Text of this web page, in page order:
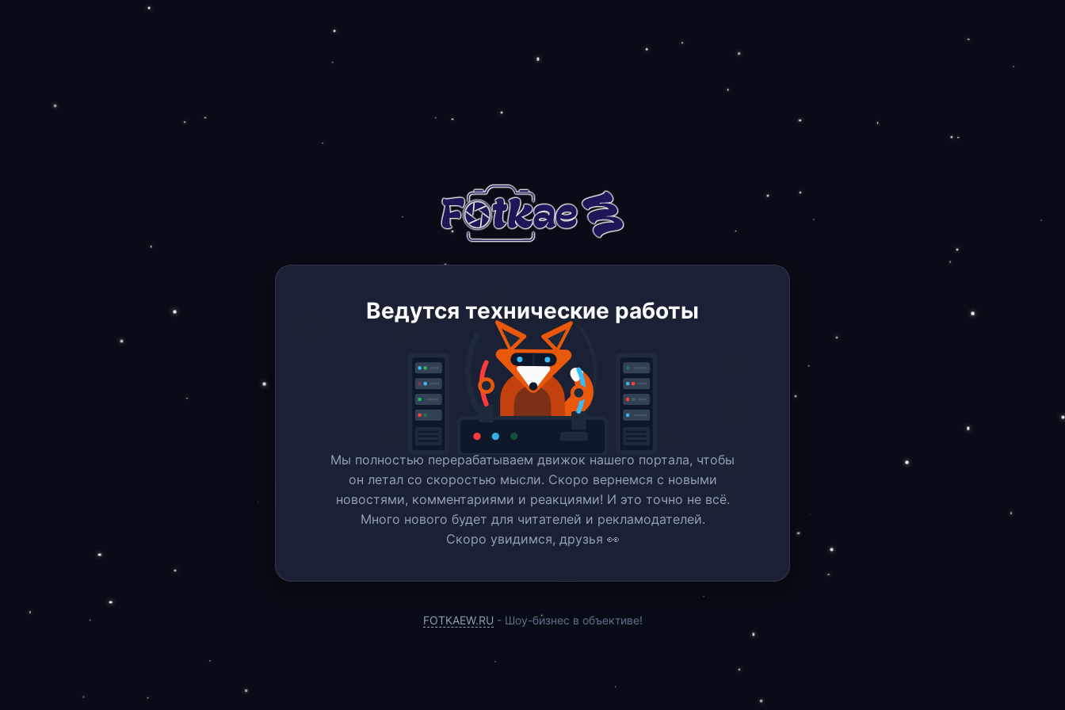
Ведутся технические работы
Мы полностью перерабатываем движок нашего портала, чтобы
он летал со скоростью мысли. Скоро вернемся c новыми
новостями, комментариями и реакциями! И это точно не всё.
Много нового будет для читателей и рекламодателей.
Скоро увидимся, друзья 👀
FOTKAEW.RU - Шоу-бизнес в объективе!